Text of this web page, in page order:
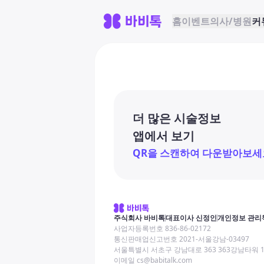
홈이벤트의사/병원커
더 많은 시술정보
앱에서 보기
QR을 스캔하여 다운받아보세
주식회사 바비톡대표이사 신정인개인정보 관리
사업자등록번호 836-86-02172
통신판매업신고번호 2021-서울강남-03497
서울특별시 서초구 강남대로 363 363강남타워
이메일 cs@babitalk.com